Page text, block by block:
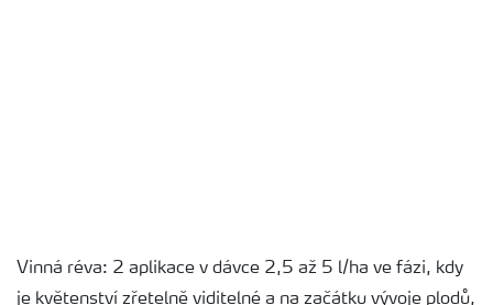
Vinná réva: 2 aplikace v dávce 2,5 až 5 l/ha ve fázi, kdy
je květenství zřetelně viditelné a na začátku vývoje plodů,